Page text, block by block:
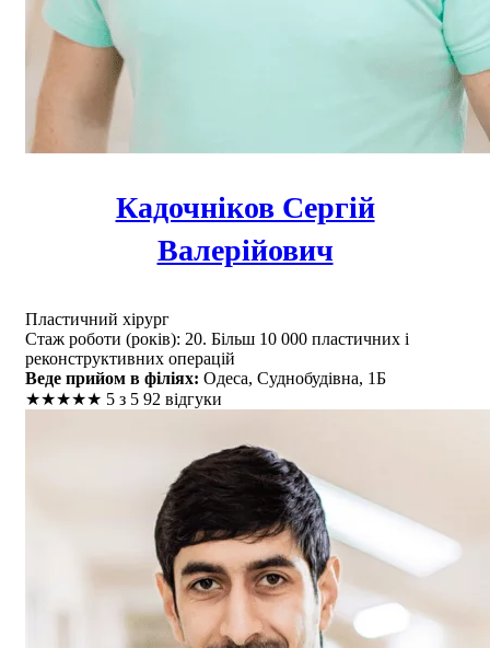
Кадочніков Сергій
Валерійович
Пластичний хірург
Стаж роботи (років): 20. Більш 10 000 пластичних і
реконструктивних операцій
Веде прийом в філіях: Одеса, Суднобудівна, 1Б
★★★★★ 5 з 5 92 відгуки